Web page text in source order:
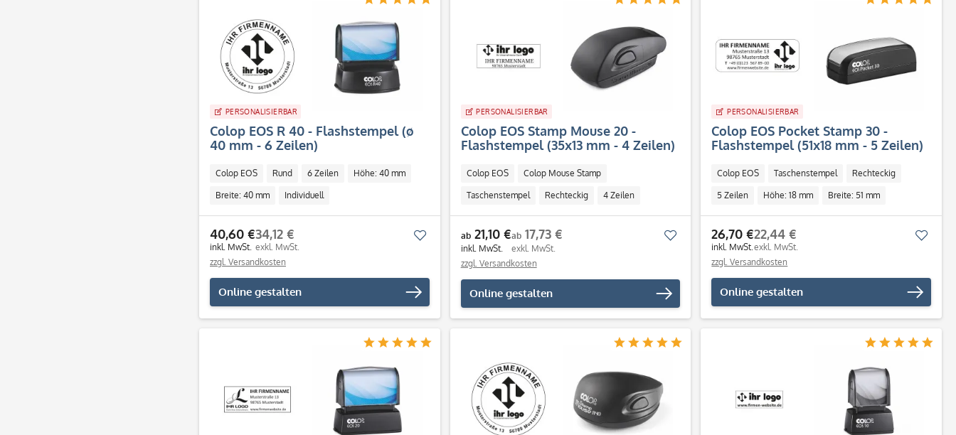
PERSONALISIERBAR
Colop EOS R 40 - Flashstempel (ø
40 mm - 6 Zeilen)
Colop EOS Rund 6 Zeilen Höhe: 40 mm
Breite: 40 mm Individuell
40,60 €
inkl. MwSt.
34,12 €
exkl. MwSt.
zzgl. Versandkosten
Online gestalten
Merken
PERSONALISIERBAR
Colop EOS Stamp Mouse 20 -
Flashstempel (35x13 mm - 4 Zeilen)
Colop EOS Colop Mouse Stamp
Taschenstempel Rechteckig 4 Zeilen
Höhe: 13 mm Breite: 35 mm
Individuell
ab21,10 €
inkl. MwSt.
ab17,73 €
exkl. MwSt.
zzgl. Versandkosten
Online gestalten
Merken
PERSONALISIERBAR
Colop EOS Pocket Stamp 30 -
Flashstempel (51x18 mm - 5 Zeilen)
Colop EOS Taschenstempel Rechteckig
5 Zeilen Höhe: 18 mm Breite: 51 mm
Individuell
26,70 €
inkl. MwSt.
22,44 €
exkl. MwSt.
zzgl. Versandkosten
Online gestalten